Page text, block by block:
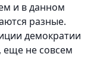
и в данном
разные.
демократии
еще не совсем